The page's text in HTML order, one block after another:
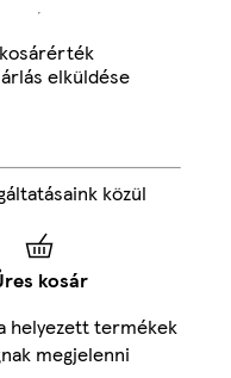
kosárérték
elküldése
közül
kosár
helyezett termékek
megjelenni